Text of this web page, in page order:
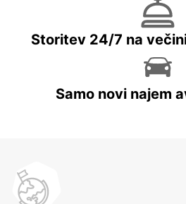
Storitev 24/7 na
Samo novi najem